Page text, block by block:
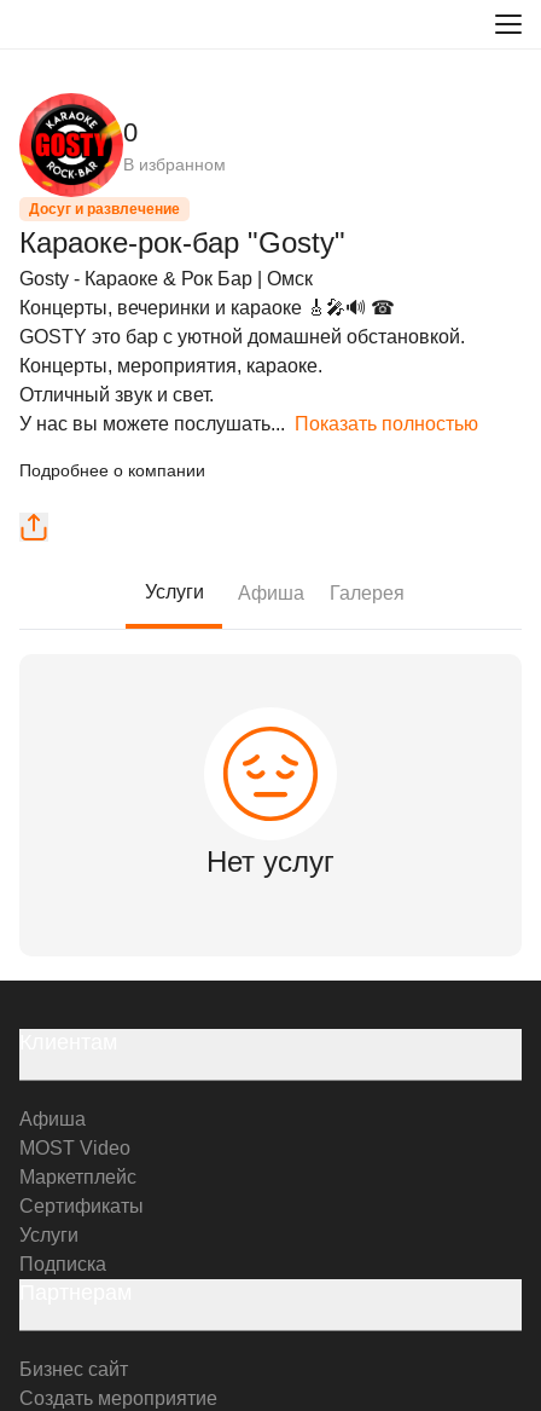
0
В избранном
Досуг и развлечение
Караоке-рок-бар "Gosty"
Gosty - Караоке & Рок Бар | Омск
Концерты, вечеринки и караоке 🎸🎤🔊 ☎
GOSTY это бар с уютной домашней обстановкой.
Концерты, мероприятия, караоке.
Отличный звук и свет.
У нас вы можете послушать... Показать полностью
Подробнее о компании
Услуги Афиша Галерея
Нет услуг
Афиша
MOST Video
Маркетплейс
Сертификаты
Услуги
Подписка
Бизнес сайт
Создать мероприятие